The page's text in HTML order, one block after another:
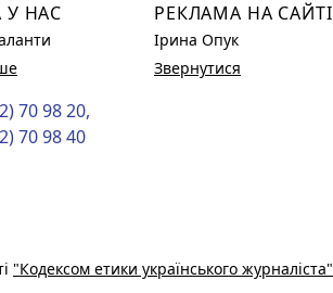
У НАС
70 98 20,
70 98 40
РЕКЛАМА НА САЙТІ
Ірина Опук
Звернутися
"Кодексом етики українського журналіста"